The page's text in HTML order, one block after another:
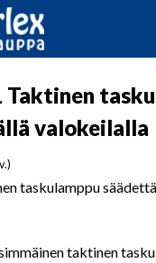
Taktinen
valokeilalla
taskulamppu
taktinen